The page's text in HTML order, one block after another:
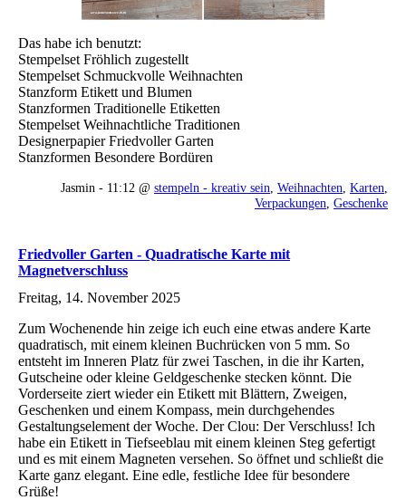
Das habe ich benutzt:
Stempelset Fröhlich zugestellt
Stempelset Schmuckvolle Weihnachten
Stanzform Etikett und Blumen
Stanzformen Traditionelle Etiketten
Stempelset Weihnachtliche Traditionen
Designerpapier Friedvoller Garten
Stanzformen Besondere Bordüren
Jasmin - 11:12 @ stempeln - kreativ sein Weihnachten Karten
Verpackungen Geschenke
Friedvoller Garten - Quadratische Karte mit
Magnetverschluss
Freitag, 14. November 2025
Zum Wochenende hin zeige ich euch eine etwas andere Karte
quadratisch, mit einem kleinen Buchrücken von 5 mm. So
entsteht im Inneren Platz für zwei Taschen, in die ihr Karten,
Gutscheine oder kleine Geldgeschenke stecken könnt. Die
Vorderseite ziert wieder ein Etikett mit Blättern, Zweigen,
Geschenken und einem Kompass, mein durchgehendes
Gestaltungselement der Woche. Der Clou: Der Verschluss! Ich
habe ein Etikett in Tiefseeblau mit einem kleinen Steg gefertigt
und es mit einem Magneten versehen. So öffnet und schließt die
Karte ganz elegant. Eine edle, festliche Idee für besondere
Grüße!